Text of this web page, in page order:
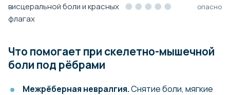
висцеральной боли и красных
флагах
●●●●● опасно
Что помогает при скелетно-мышечной
боли под рёбрами
Межрёберная невралгия.Снятие боли, мягкие